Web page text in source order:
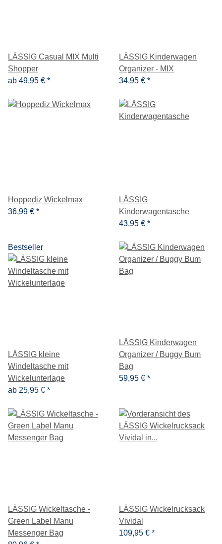
LÄSSIG Casual MIX Multi
Shopper
ab 49,95 € *
LÄSSIG Kinderwagen
Organizer - MIX
34,95 € *
Hoppediz Wickelmax
36,99 € *
LÄSSIG
Kinderwagentasche
43,95 € *
Bestseller
LÄSSIG kleine
Windeltasche mit
Wickelunterlage
ab 25,95 € *
LÄSSIG Kinderwagen
Organizer / Buggy Bum
Bag
59,95 € *
LÄSSIG Wickeltasche -
Green Label Manu
Messenger Bag
LÄSSIG Wickelrucksack
Vividal
109,95 € *